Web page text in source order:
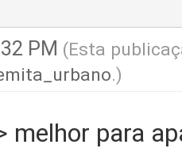
PM (Esta
.)
melhor para